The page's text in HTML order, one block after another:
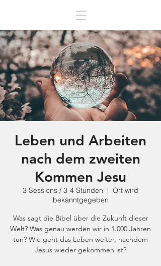
Leben und Arbeiten
nach dem zweiten
Kommen Jesu
3 Sessions / 3-4 Stunden
  |
Ort wird
bekanntgegeben
Was sagt die Bibel über die Zukunft dieser
Welt? Was genau werden wir in 1.000 Jahren
tun? Wie geht das Leben weiter, nachdem
Jesus wieder gekommen ist?